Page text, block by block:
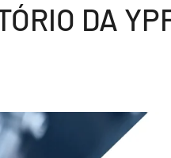
DA